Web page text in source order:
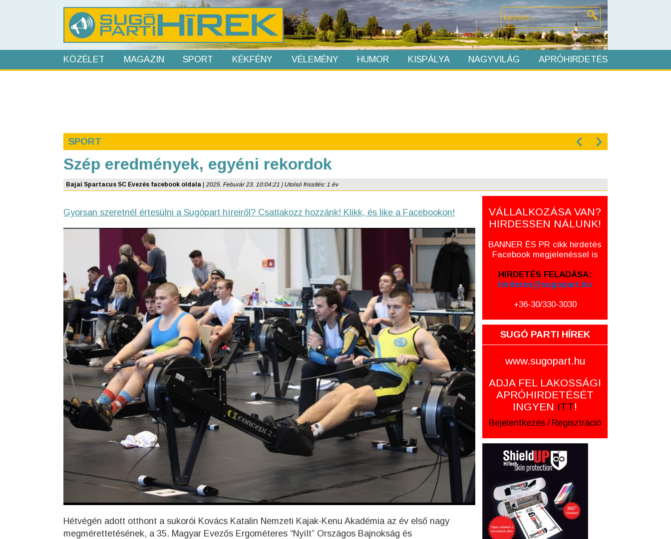
KÖZÉLET MAGAZIN SPORT KÉKFÉNY VÉLEMÉNY HUMOR KISPÁLYA NAGYVILÁG APRÓHIRDETÉS
SPORT ‹ ›
Szép eredmények, egyéni rekordok
Bajai Spartacus SC Evezés facebook oldala 2025. Feburár 23. 10:04:21 | Utolsó frissítés: 1 év
Gyorsan szeretnél értesülni a Sugópart híreiről? Csatlakozz hozzánk! Klikk, és like a Facebookon!
Hétvégén adott otthont a sukorói Kovács Katalin Nemzeti Kajak-Kenu Akadémia az év első nagy
megmérettetésének, a 35. Magyar Evezős Ergométeres “Nyílt” Országos Bajnokság és
VÁLLALKOZÁSA VAN?
HIRDESSEN NÁLUNK!
BANNER ÉS PR cikk hirdetés
Facebook megjelenéssel is
HIRDETÉS FELADÁSA:
hirdetes@sugopart.hu
+36-30/330-3030
SUGÓ PARTI HÍREK
www.sugopart.hu
ADJA FEL LAKOSSÁGI
APRÓHIRDETÉSÉT
INGYEN ITT!
Bejelentkezés / Regisztráció